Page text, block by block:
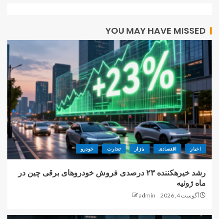
YOU MAY HAVE MISSED
اخبار اقتصادی بازار تجارت خودرو
رشد خیرهکننده ۲۳ درصدی فروش خودروهای برقی چین در
ماه ژوئیه
آگوست 4, 2026 admin